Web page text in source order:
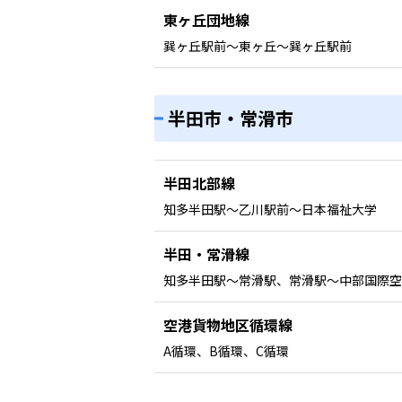
東ヶ丘団地線
巽ヶ丘駅前〜東ヶ丘〜巽ヶ丘駅前
半田市・常滑市
半田北部線
知多半田駅〜乙川駅前〜日本福祉大学
半田・常滑線
知多半田駅〜常滑駅、常滑駅〜中部国際
空港貨物地区循環線
A循環、B循環、C循環